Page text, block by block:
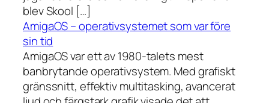
blev Skool […]
AmigaOS – operativsystemet som var före
sin tid
AmigaOS var ett av 1980-talets mest
banbrytande operativsystem. Med grafiskt
gränssnitt, effektiv multitasking, avancerat